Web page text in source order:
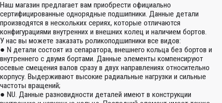
Наш магазин предлагает вам приобрести официально
сертифицированные однорядные подшипники. Данные детали
производятся в нескольких сериях, которые отличаются
конфигурациями внутренних и внешних колец и наличием бортов.
У нас вы можете заказать роликоподшипники все видов:
● N детали состоят из сепаратора, внешнего кольца без бортов и
внутреннего с двумя бортами. Данные элементы компенсируют
осевые смещения валов сразу в двух направлениях относительно
корпусу. Выдерживают высокие радиальные нагрузки и сильные
частоты вращений;
● NU. Данные разновидности деталей имеют в конструкции